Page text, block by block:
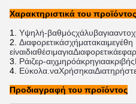
Χαρακτηριστικά του προϊόντος
Υψηλή-βαθμόςχάλυβαγια
Διαφορετικάσχήματακαιμεγέθη
είναιδιαθέσιμαγιαΔιαφορετικά
Ράιζερ-αιχμηρόάκρηγιαακριβής
Εύκολα. ναΧρήσηκαι
Προδιαγραφή του προϊόντος